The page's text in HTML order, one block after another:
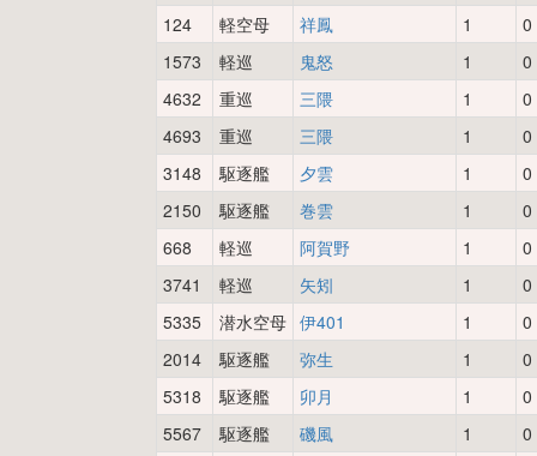
124
軽空母 祥鳳 1
0
1573
軽巡 鬼怒 1
0
4632
重巡 三隈 1
0
4693
重巡 三隈 1
0
3148
駆逐艦 夕雲 1
0
2150
駆逐艦 巻雲 1
0
668
軽巡 阿賀野 1
0
3741
軽巡 矢矧 1
0
5335
潜水空母 伊401 1
0
2014
駆逐艦 弥生 1
0
5318
駆逐艦 卯月 1
0
5567
駆逐艦 磯風 1
0